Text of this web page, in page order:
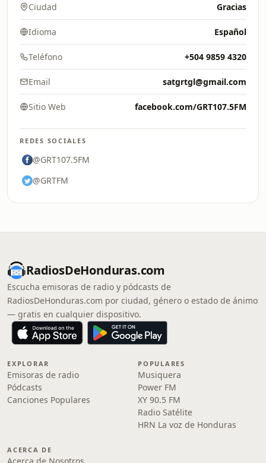
Ciudad Gracias
Idioma Español
Teléfono +504 9859 4320
Email satgrtgl@gmail.com
Sitio Web facebook.com/GRT107.5FM
REDES SOCIALES
@GRT107.5FM
@GRTFM
RadiosDeHonduras.com
Escucha emisoras de radio y pódcasts de
RadiosDeHonduras.com por ciudad, género o estado de ánimo
— gratis en cualquier dispositivo.
EXPLORAR
Emisoras de radio
Pódcasts
Canciones Populares
POPULARES
Musiquera
Power FM
XY 90.5 FM
Radio Satélite
HRN La voz de Honduras
ACERCA DE